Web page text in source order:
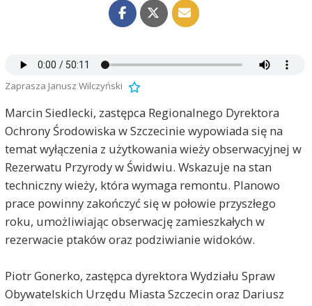
Zaprasza Janusz Wilczyński
Marcin Siedlecki, zastępca Regionalnego Dyrektora
Ochrony Środowiska w Szczecinie wypowiada się na
temat wyłączenia z użytkowania wieży obserwacyjnej w
Rezerwatu Przyrody w Świdwiu. Wskazuje na stan
techniczny wieży, która wymaga remontu. Planowo
prace powinny zakończyć się w połowie przyszłego
roku, umożliwiając obserwację zamieszkałych w
rezerwacie ptaków oraz podziwianie widoków.
Piotr Gonerko, zastępca dyrektora Wydziału Spraw
Obywatelskich Urzędu Miasta Szczecin oraz Dariusz